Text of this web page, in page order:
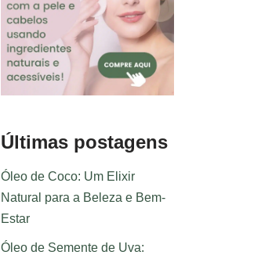
Últimas postagens
Óleo de Coco: Um Elixir
Natural para a Beleza e Bem-
Estar
Óleo de Semente de Uva: